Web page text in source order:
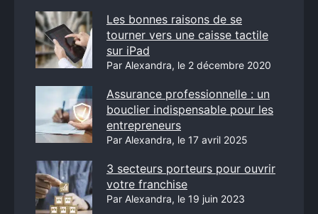
Les bonnes raisons de se
tourner vers une caisse tactile
sur iPad
Par Alexandra, le 2 décembre 2020
Assurance professionnelle : un
bouclier indispensable pour les
entrepreneurs
Par Alexandra, le 17 avril 2025
3 secteurs porteurs pour ouvrir
votre franchise
Par Alexandra, le 19 juin 2023